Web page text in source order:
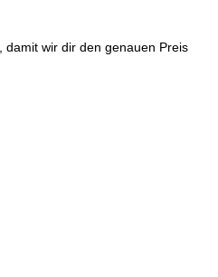
, damit wir dir den genauen Preis